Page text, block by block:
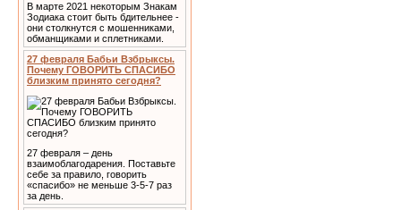
В марте 2021 некоторым Знакам
Зодиака стоит быть бдительнее -
они столкнутся с мошенниками,
обманщиками и сплетниками.
27 февраля Бабьи Взбрыксы.
Почему ГОВОРИТЬ СПАСИБО
близким принято сегодня?
27 февраля – день
взаимоблагодарения. Поставьте
себе за правило, говорить
«спасибо» не меньше 3-5-7 раз
за день.